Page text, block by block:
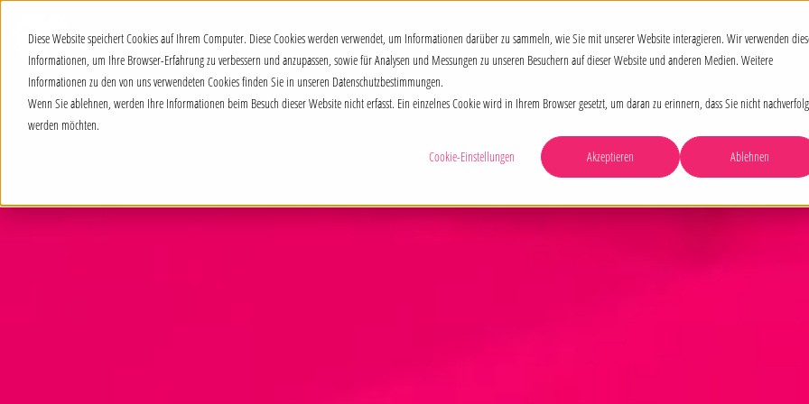
Diese Website speichert Cookies auf Ihrem Computer. Diese Cookies werden verwendet, um Informationen darüber zu sammeln, wie Sie mit unserer Website interagieren. Wir verwenden
Informationen, um Ihre Browser-Erfahrung zu verbessern und anzupassen, sowie für Analysen und Messungen zu unseren Besuchern auf dieser Website und anderen Medien. Weitere
Informationen zu den von uns verwendeten Cookies finden Sie in unseren Datenschutzbestimmungen.
Wenn Sie ablehnen, werden Ihre Informationen beim Besuch dieser Website nicht erfasst. Ein einzelnes Cookie wird in Ihrem Browser gesetzt, um daran zu erinnern, dass Sie nicht
werden möchten.
Cookie-Einstellungen
Akzeptieren Ablehnen